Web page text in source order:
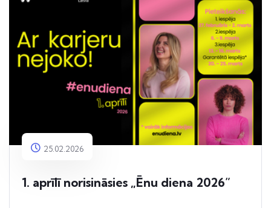
25.02.2026
1. aprīlī norisināsies „Ēnu diena 2026”